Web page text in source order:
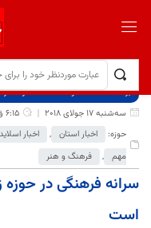
برگ نخست نوشته‌ها
سرانه
سه‌شنبه 17 جولای 2018
6:15 ق.ظ
حوزه:
اخبار استان , اخبار
مهم , فرهنگ و هنر
سرانه فرهنگی در
است